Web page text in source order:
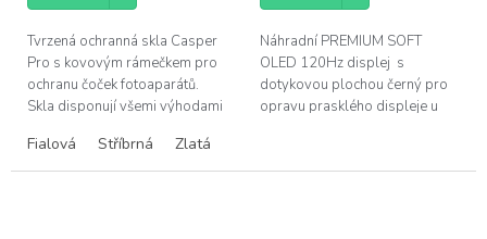
Tvrzená ochranná skla Casper
Pro s kovovým rámečkem pro
ochranu čoček fotoaparátů.
Skla disponují všemi výhodami
snadná instalace bez bublin,...
Fialová Stříbrná Zlatá
Náhradní PREMIUM SOFT
OLED 120Hz displej s
dotykovou plochou černý pro
opravu prasklého displeje u
prakticky stejně...